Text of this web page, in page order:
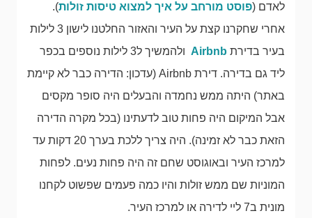
לאדם (פוסט מורחב על איך למצוא טיסות זולות).
אחרי שחקרנו קצת על העיר והאזור החלטנו לישון 3 לילות
בעיר בדירת Airbnb
ולהמשיך ל3 לילות נוספים בכפר
ליד גם בדירה. דירת Airbnb (עדכון: הדירה כבר לא קיימת
באתר) היתה ממש נחמדה והבעלים היה סופר מקסים
אבל המיקום היה פחות טוב לדעתינו (בכל מקרה הדירה
הזאת כבר לא זמינה). היה צריך ללכת בערך 20 דקות עד
למרכז העיר ובאוגוסט שחם זה היה פחות נעים. לפחות
המוניות שם ממש זולות והיו כמה פעמים שפשוט לקחנו
מונית ב7 ליי לדירה או למרכז העיר.